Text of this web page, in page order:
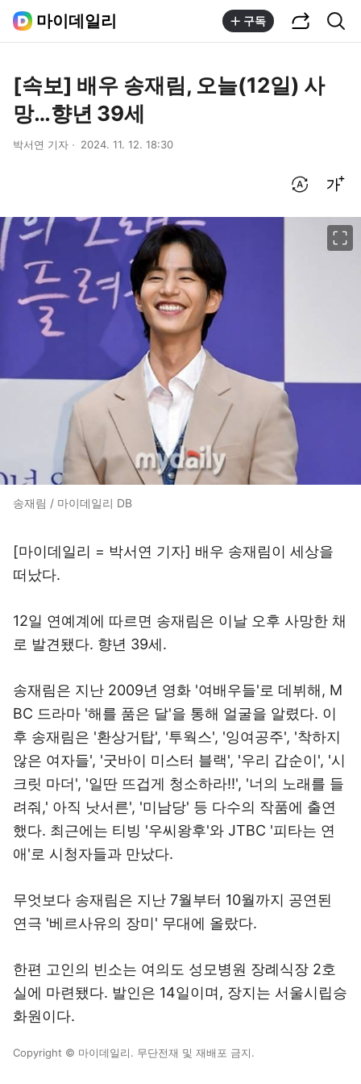
마이데일리 구독
[속보] 배우 송재림, 오늘(12일) 사
망…향년 39세
박서연 기자 2024. 11. 12. 18:30
송재림 / 마이데일리 DB
[마이데일리 = 박서연 기자] 배우 송재림이 세상을
떠났다.
12일 연예계에 따르면 송재림은 이날 오후 사망한 채
로 발견됐다. 향년 39세.
송재림은 지난 2009년 영화 '여배우들'로 데뷔해, M
BC 드라마 '해를 품은 달'을 통해 얼굴을 알렸다. 이
후 송재림은 '환상거탑', '투웍스', '잉여공주', '착하지
않은 여자들', '굿바이 미스터 블랙', '우리 갑순이', '시
크릿 마더', '일딴 뜨겁게 청소하라!!', '너의 노래를 들
려줘,' 아직 낫서른', '미남당' 등 다수의 작품에 출연
했다. 최근에는 티빙 '우씨왕후'와 JTBC '피타는 연
애'로 시청자들과 만났다.
무엇보다 송재림은 지난 7월부터 10월까지 공연된
연극 '베르사유의 장미' 무대에 올랐다.
한편 고인의 빈소는 여의도 성모병원 장례식장 2호
실에 마련됐다. 발인은 14일이며, 장지는 서울시립승
화원이다.
Copyright © 마이데일리. 무단전재 및 재배포 금지.